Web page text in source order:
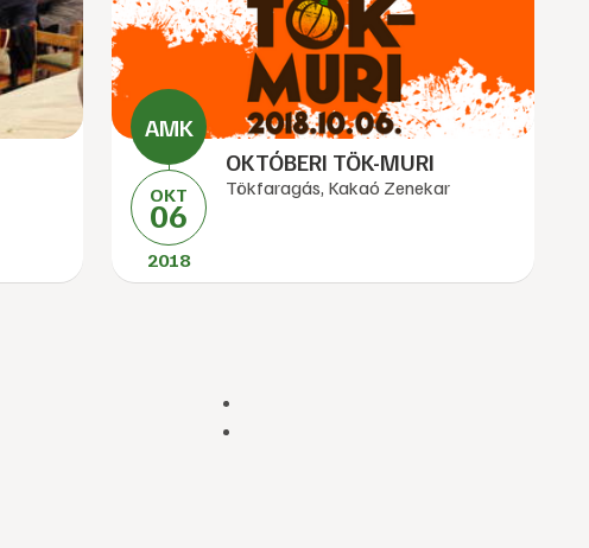
OKT
06
2018
OKTÓBERI TÖK-MURI
Tökfaragás, Kakaó Zenekar